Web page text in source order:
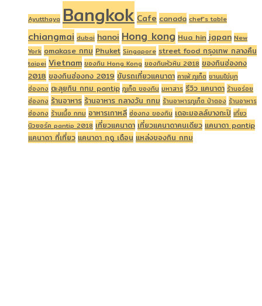
Ayutthaya Bangkok Cafe canada chef's table
chiangmai dubai hanoi Hong kong Hua hin japan New
York omakase กทม Phuket Singapore street food กรุงเทพ กลางคืน
taipei Vietnam ของกิน Hong Kong ของกินหัวหิน 2018 ของกินฮ่องกง
2018 ของกินฮ่องกง 2019 ขับรถเที่ยวแคนาดา คาเฟ่ ภูเก็ต ชานมไข่มุก
ฮ่องกง ตะลุยกิน กทม pantip ภูเก็ต ของกิน มหาสาร รีวิว แคนาดา ร้านอร่อย
ฮ่องกง ร้านอาหาร ร้านอาหาร กลางวัน กทม ร้านอาหารภูเก็ต ป่าตอง ร้านอาหาร
ฮ่องกง ร้านเนื้อ กทม อาหารเกาหลี ฮ่องกง ของกิน เดอะมอลล์บางกะปิ เที่ยว
นิวยอร์ค pantip 2018 เที่ยวแคนาดา เที่ยวแคนาดาคนเดียว แคนาดา pantip
แคนาดา ที่เที่ยว แคนาดา ฤดู เดือน แหล่งของกิน กทม